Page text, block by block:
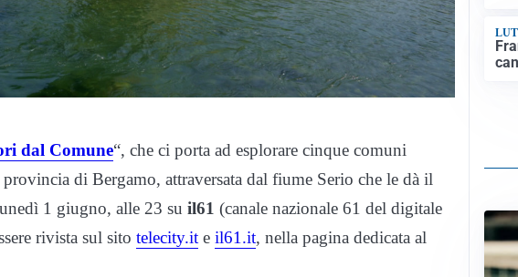
dal Comune“, che ci porta ad esplorare cinque comuni
di Bergamo, attraversata dal fiume Serio che le dà il
1 giugno, alle 23 su il61 (canale nazionale 61 del digitale
rivista sul sito telecity.it e il61.it, nella pagina dedicata al